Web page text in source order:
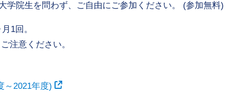
学院生を問わず、ご自由にご参加ください。 (参加無料)
1回。
注意ください。
～2021年度)